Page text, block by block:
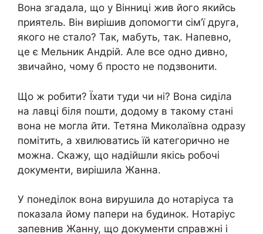
Вона згадала, що у Вінниці жив його якийсь
приятель. Він вирішив допомогти сім’ї друга,
якого не стало? Так, мабуть, так. Напевно,
це є Мельник Андрій. Але все одно дивно,
звичайно, чому б просто не подзвонити.
Що ж робити? Їхати туди чи ні? Вона сиділа
на лавці біля пошти, додому в такому стані
вона не могла йти. Тетяна Миколаївна одразу
помітить, а хвилюватись їй категорично не
можна. Скажу, що надійшли якісь робочі
документи, вирішила Жанна.
У понеділок вона вирушила до нотаріуса та
показала йому папери на будинок. Нотаріус
запевнив Жанну, що документи справжні і